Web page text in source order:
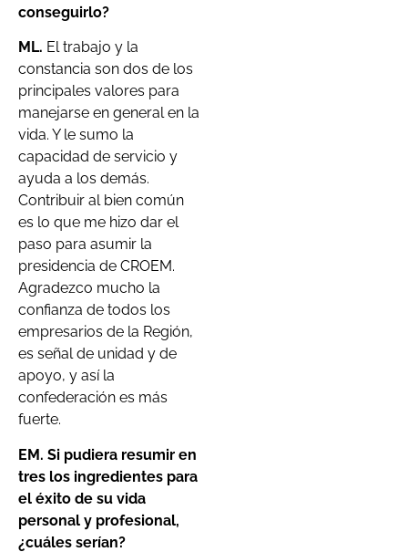
conseguirlo?
ML. El trabajo y la
constancia son dos de los
principales valores para
manejarse en general en la
vida. Y le sumo la
capacidad de servicio y
ayuda a los demás.
Contribuir al bien común
es lo que me hizo dar el
paso para asumir la
presidencia de CROEM.
Agradezco mucho la
confianza de todos los
empresarios de la Región,
es señal de unidad y de
apoyo, y así la
confederación es más
fuerte.
EM. Si pudiera resumir en
tres los ingredientes para
el éxito de su vida
personal y profesional,
¿cuáles serían?